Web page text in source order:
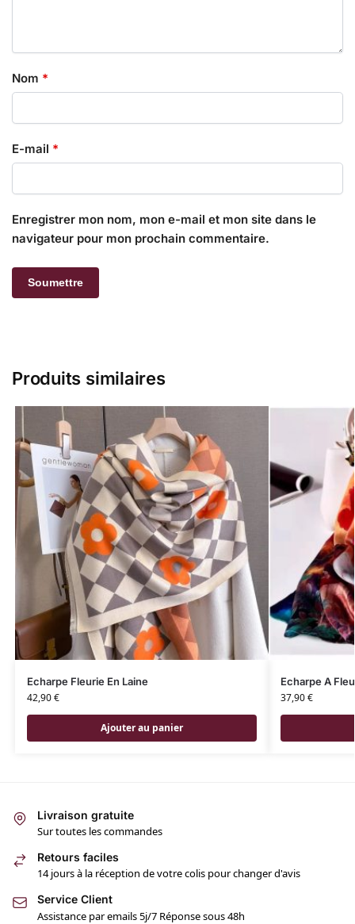
Nom *
E-mail *
Enregistrer mon nom, mon e-mail et mon site dans le
navigateur pour mon prochain commentaire.
Produits similaires
Echarpe Fleurie En Laine
42,90€
Ajouter au panier
Echarpe A
37,90€
Livraison gratuite
Sur toutes les commandes
Retours faciles
14 jours à la réception de votre colis pour changer d'avis
Service Client
Assistance par emails 5j/7 Réponse sous 48h